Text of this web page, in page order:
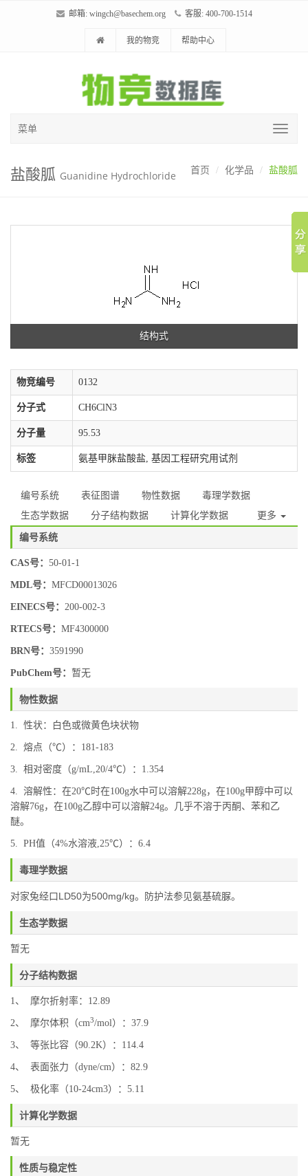
邮箱: wingch@basechem.org 客服: 400-700-1514
我的物竞 帮助中心
菜单
盐酸胍 Guanidine Hydrochloride 首页 化学品 盐酸胍
结构式
物竞编号 0132
分子式 CH6ClN3
分子量 95.53
标签 氨基甲脒盐酸盐, 基因工程研究用试剂
编号系统 表征图谱 物性数据
毒理学数据
生态学数据
分子结构数据 计算化学数据 更多
编号系统
CAS号： 50-01-1
MDL号： MFCD00013026
EINECS号： 200-002-3
RTECS号： MF4300000
BRN号： 3591990
PubChem号： 暂无
物性数据
1. 性状：白色或微黄色块状物
2. 熔点（℃）：181-183
3. 相对密度（g/mL,20/4℃）：1.354
4. 溶解性：在20℃时在100g水中可以溶解228g，在100g甲醇中可以
溶解76g，在100g乙醇中可以溶解24g。几乎不溶于丙酮、苯和乙
醚。
5. PH值（4%水溶液,25℃）：6.4
毒理学数据
对家兔经口LD50为500mg/kg。防护法参见氨基硫脲。
生态学数据
暂无
分子结构数据
1、 摩尔折射率：12.89
2、 摩尔体积（cm3/mol）：37.9
3、 等张比容（90.2K）：114.4
4、 表面张力（dyne/cm）：82.9
5、 极化率（10-24cm3）：5.11
计算化学数据
暂无
性质与稳定性